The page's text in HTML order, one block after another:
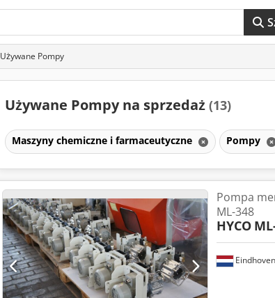
Używane Pompy
Używane Pompy na sprzedaż (13)
Maszyny chemiczne i farmaceutyczne Pompy
Eindhoven
Pompa
ML-348
HYCO